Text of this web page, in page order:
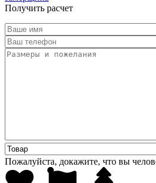
Получить расчет
Пожалуйста, докажите, что вы